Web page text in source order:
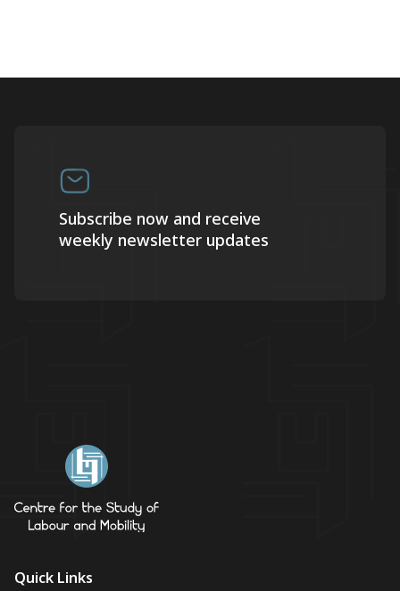
Subscribe now and receive
weekly newsletter updates
Quick Links